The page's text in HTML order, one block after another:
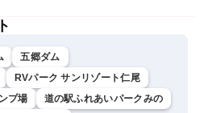
五郷ダム
RVパーク サンリゾート仁尾
プ場
道の駅ふれあいパークみの